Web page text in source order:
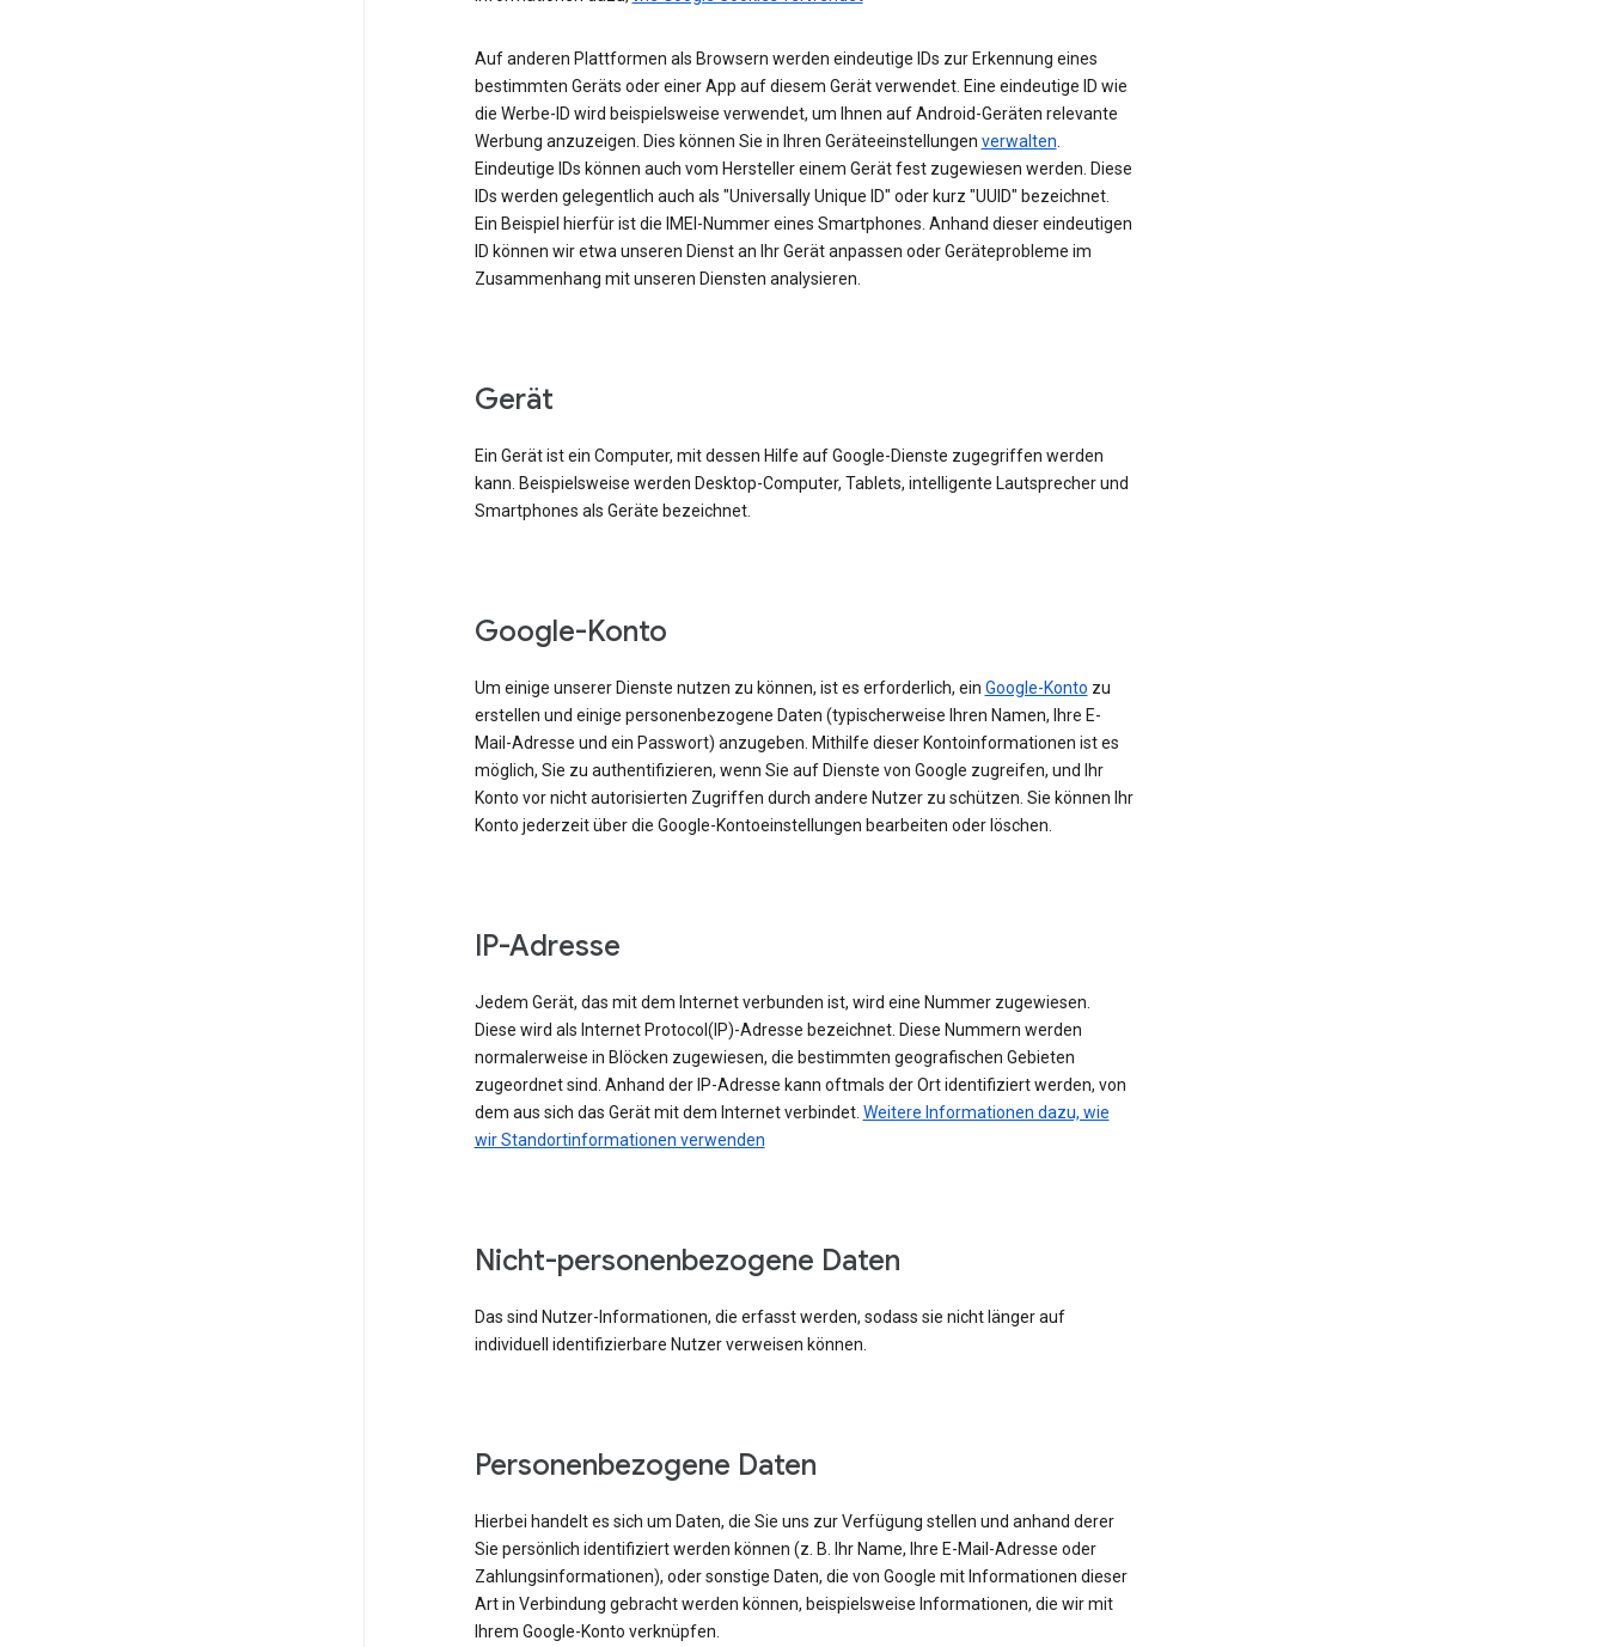
Auf anderen Plattformen als Browsern werden eindeutige IDs zur Erkennung eines
bestimmten Geräts oder einer App auf diesem Gerät verwendet. Eine eindeutige ID wie
die Werbe-ID wird beispielsweise verwendet, um Ihnen auf Android-Geräten relevante
Werbung anzuzeigen. Dies können Sie in Ihren Geräteeinstellungen verwalten.
Eindeutige IDs können auch vom Hersteller einem Gerät fest zugewiesen werden. Diese
IDs werden gelegentlich auch als "Universally Unique ID" oder kurz "UUID" bezeichnet.
Ein Beispiel hierfür ist die IMEI-Nummer eines Smartphones. Anhand dieser eindeutigen
ID können wir etwa unseren Dienst an Ihr Gerät anpassen oder Geräteprobleme im
Zusammenhang mit unseren Diensten analysieren.
Gerät
Ein Gerät ist ein Computer, mit dessen Hilfe auf Google-Dienste zugegriffen werden
kann. Beispielsweise werden Desktop-Computer, Tablets, intelligente Lautsprecher und
Smartphones als Geräte bezeichnet.
Google-Konto
Um einige unserer Dienste nutzen zu können, ist es erforderlich, ein Google-Konto zu
erstellen und einige personenbezogene Daten (typischerweise Ihren Namen, Ihre E-
Mail-Adresse und ein Passwort) anzugeben. Mithilfe dieser Kontoinformationen ist es
möglich, Sie zu authentifizieren, wenn Sie auf Dienste von Google zugreifen, und Ihr
Konto vor nicht autorisierten Zugriffen durch andere Nutzer zu schützen. Sie können Ihr
Konto jederzeit über die Google-Kontoeinstellungen bearbeiten oder löschen.
IP-Adresse
Jedem Gerät, das mit dem Internet verbunden ist, wird eine Nummer zugewiesen.
Diese wird als Internet Protocol(IP)-Adresse bezeichnet. Diese Nummern werden
normalerweise in Blöcken zugewiesen, die bestimmten geografischen Gebieten
zugeordnet sind. Anhand der IP-Adresse kann oftmals der Ort identifiziert werden, von
dem aus sich das Gerät mit dem Internet verbindet. Weitere Informationen dazu, wie
wir Standortinformationen verwenden
Nicht-personenbezogene Daten
Das sind Nutzer-Informationen, die erfasst werden, sodass sie nicht länger auf
individuell identifizierbare Nutzer verweisen können.
Personenbezogene Daten
Hierbei handelt es sich um Daten, die Sie uns zur Verfügung stellen und anhand derer
Sie persönlich identifiziert werden können (z. B. Ihr Name, Ihre E-Mail-Adresse oder
Zahlungsinformationen), oder sonstige Daten, die von Google mit Informationen dieser
Art in Verbindung gebracht werden können, beispielsweise Informationen, die wir mit
Ihrem Google-Konto verknüpfen.